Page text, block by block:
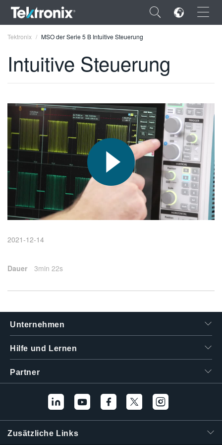
×
FRANÇAIS
DEUTSCH
VIỆT NAM
简体中文
日本語
한국어
Tektronix MSO der Serie 5 B Intuitive Steuerung
Intuitive Steuerung
2021-12-14
Dauer 3min 22s
Unternehmen
Hilfe und Lernen
Partner
Zusätzliche Links